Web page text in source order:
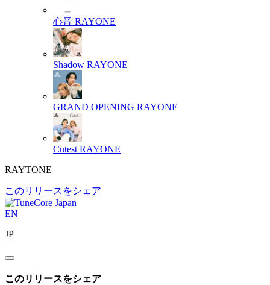
心音 RAYONE
Shadow RAYONE
GRAND OPENING RAYONE
Cutest RAYONE
RAYTONE
このリリースをシェア
EN
JP
このリリースをシェア